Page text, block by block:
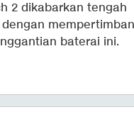
2 dikabarkan tengah
baterai ini.